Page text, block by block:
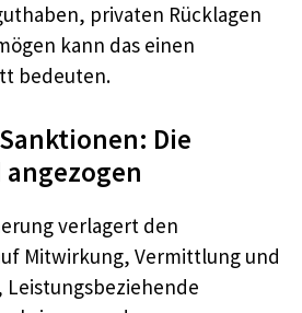
privaten Rücklagen
kann das einen
bedeuten.
Die
verlagert den
Mitwirkung, Vermittlung und